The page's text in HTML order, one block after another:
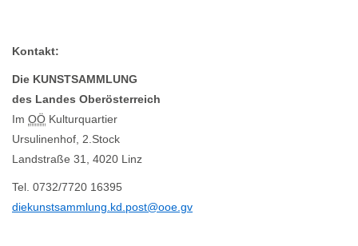
Kontakt:
Die KUNSTSAMMLUNG
des Landes Oberösterreich
Im OÖ Kulturquartier
Ursulinenhof, 2.Stock
Landstraße 31, 4020 Linz
Tel. 0732/7720 16395
diekunstsammlung.kd.post@ooe.gv